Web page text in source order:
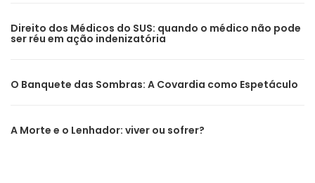
Direito dos Médicos do SUS: quando o médico não pode
ser réu em ação indenizatória
O Banquete das Sombras: A Covardia como Espetáculo
A Morte e o Lenhador: viver ou sofrer?